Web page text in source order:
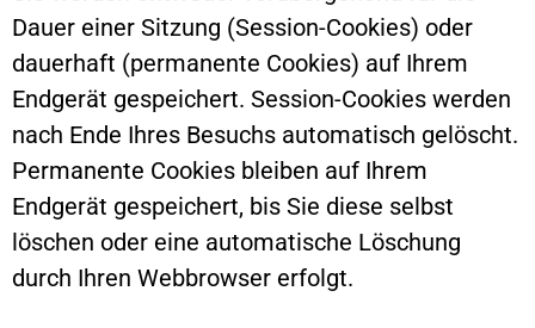
Dauer einer Sitzung (Session-Cookies) oder
dauerhaft (permanente Cookies) auf Ihrem
Endgerät gespeichert. Session-Cookies werden
nach Ende Ihres Besuchs automatisch gelöscht.
Permanente Cookies bleiben auf Ihrem
Endgerät gespeichert, bis Sie diese selbst
löschen oder eine automatische Löschung
durch Ihren Webbrowser erfolgt.